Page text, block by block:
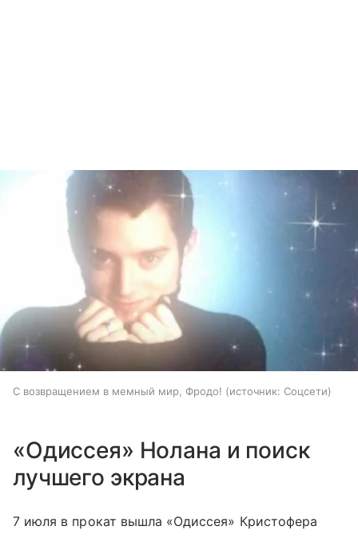
С возвращением в мемный мир, Фродо! источник: Соцсети
«Одиссея» Нолана и поиск
лучшего экрана
7 июля в прокат вышла «Одиссея» Кристофера